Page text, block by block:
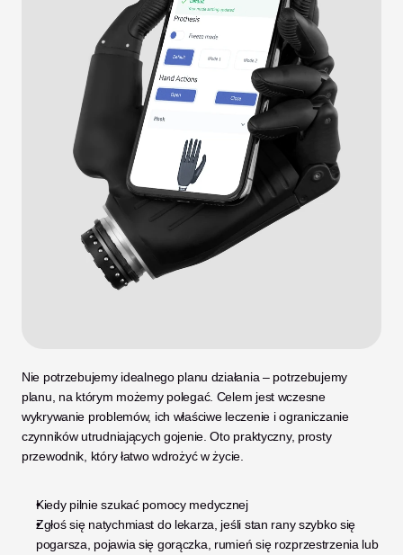
Nie potrzebujemy idealnego planu działania – potrzebujemy
planu, na którym możemy polegać. Celem jest wczesne
wykrywanie problemów, ich właściwe leczenie i ograniczanie
czynników utrudniających gojenie. Oto praktyczny, prosty
przewodnik, który łatwo wdrożyć w życie.
Kiedy pilnie szukać pomocy medycznej
Zgłoś się natychmiast do lekarza, jeśli stan rany szybko się
pogarsza, pojawia się gorączka, rumień się rozprzestrzenia lub